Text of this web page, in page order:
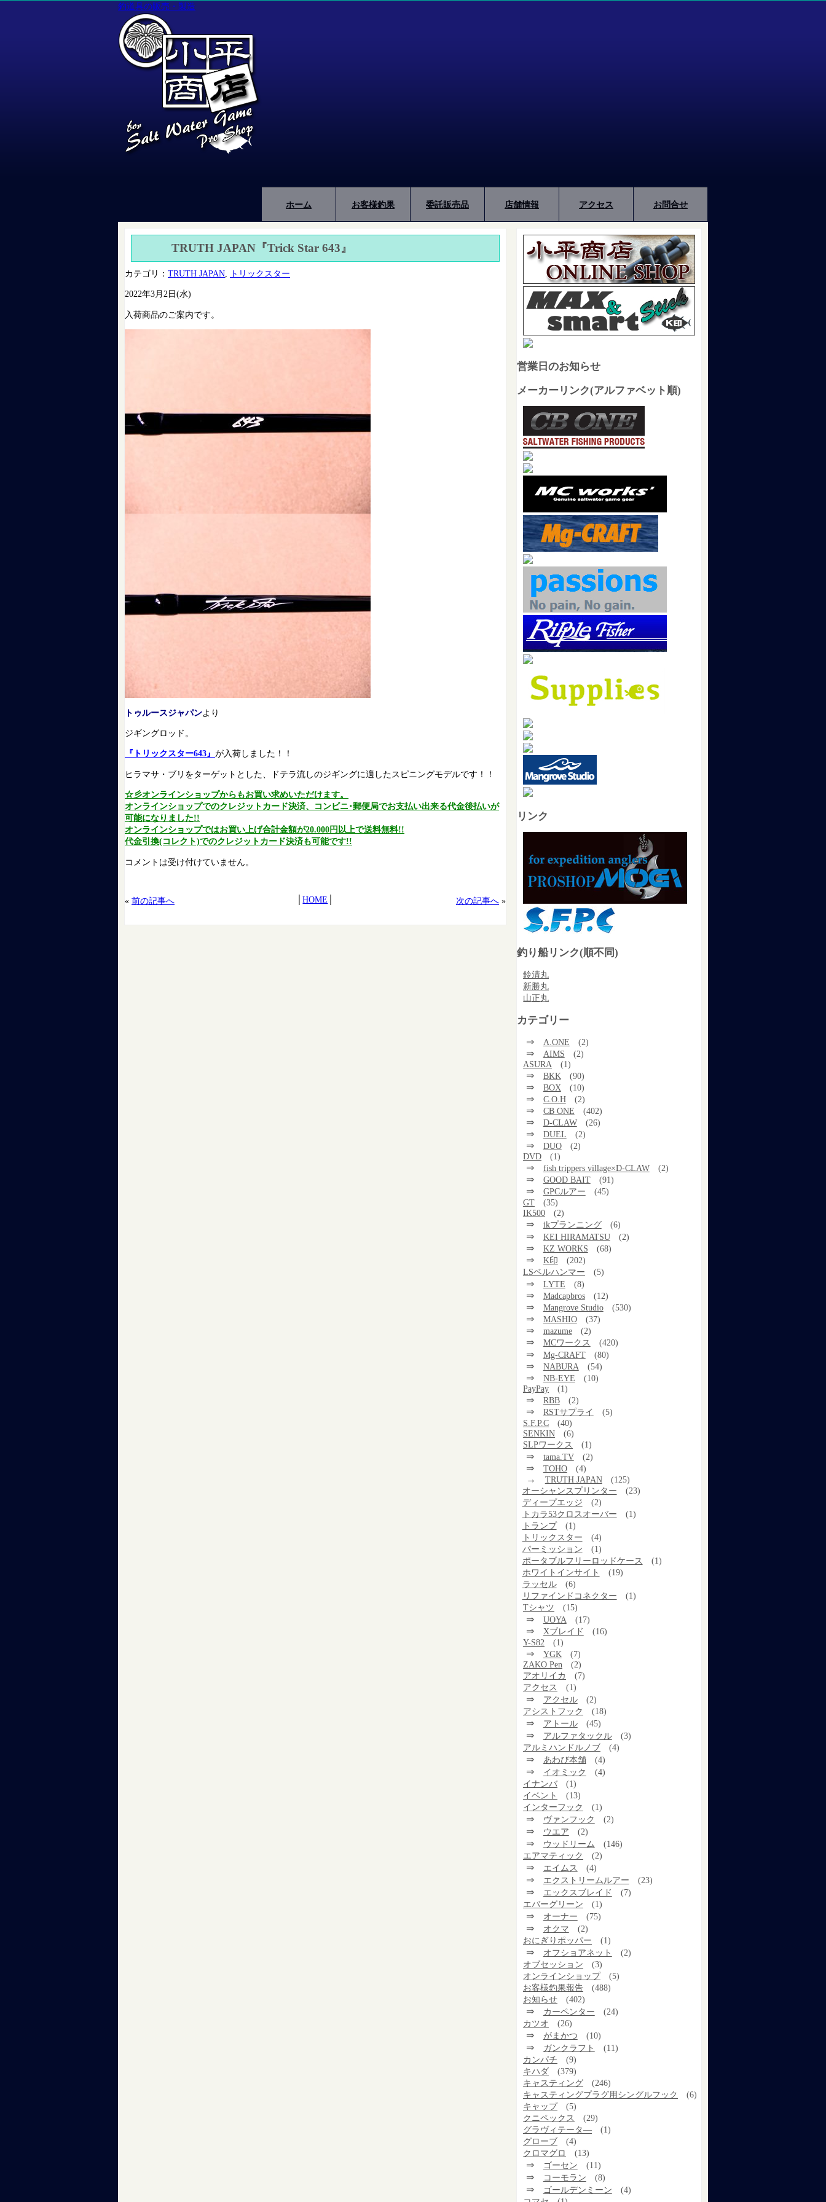
釣道具の販売・製造
ホーム お客様釣果 委託販売品 店舗情報 アクセス お問合せ
TRUTH JAPAN『Trick Star 643』
カテゴリ： TRUTH JAPAN トリックスター
2022年3月2日(水)
入荷商品のご案内です。
トゥルースジャパンより
ジギングロッド。
『トリックスター643』 が入荷しました！！
ヒラマサ・ブリをターゲットとした、ドテラ流しのジギングに適したスピニングモデルです！！
☆彡オンラインショップからもお買い求めいただけます。
オンラインショップでのクレジットカード決済、コンビニ･郵便局でお支払い出来る代金後払いが
可能になりました!!
オンラインショップではお買い上げ合計金額が20.000円以上で送料無料!!
代金引換(コレクト)でのクレジットカード決済も可能です!!
コメントは受け付けていません。
« 前の記事へ │HOME 次の記事へ »
営業日のお知らせ
メーカーリンク(アルファベット順)
リンク
釣り船リンク(順不同)
鈴清丸
新勝丸
山正丸
カテゴリー
⇒ A.ONE (2)
⇒ AIMS
(2)
ASURA
(1)
⇒ BKK (90)
⇒ BOX (10)
⇒ C.O.H (2)
⇒ CB ONE (402)
⇒ D-CLAW (26)
⇒ DUEL (2)
⇒ DUO
(2)
DVD
(1)
⇒ fish trippers village×D-CLAW (2)
⇒ GOOD BAIT (91)
⇒ GPCルアー
(45)
GT
(35)
IK500
(2)
⇒ ikプランニング (6)
⇒ KEI HIRAMATSU (2)
⇒ KZ WORKS (68)
⇒ K印
(202)
LSベルハンマー
(5)
⇒ LYTE (8)
⇒ Madcapbros (12)
⇒ Mangrove Studio (530)
⇒ MASHIO (37)
⇒ mazume (2)
⇒ MCワークス (420)
⇒ Mg-CRAFT (80)
⇒ NABURA (54)
⇒ NB-EYE
(10)
PayPay
(1)
⇒ RBB (2)
⇒ RSTサプライ
(5)
S.F.P.C
(40)
SENKIN
(6)
SLPワークス
(1)
⇒ tama.TV (2)
⇒ TOHO (4)
→ TRUTH JAPAN
(125)
オーシャンスプリンター
(23)
ディープエッジ
(2)
トカラ53クロスオーバー
(1)
トランプ
(1)
トリックスター
(4)
パーミッション
(1)
ポータブルフリーロッドケース
(1)
ホワイトインサイト
(19)
ラッセル
(6)
リファインドコネクター
(1)
Tシャツ
(15)
⇒ UOYA (17)
⇒ Xブレイド
(16)
Y-S82
(1)
⇒ YGK
(7)
ZAKO Pen
(2)
アオリイカ
(7)
アクセス
(1)
⇒ アクセル
(2)
アシストフック
(18)
⇒ アトール (45)
⇒ アルファタックル
(3)
アルミハンドルノブ
(4)
⇒ あわび本舗 (4)
⇒ イオミック
(4)
イナンバ
(1)
イベント
(13)
インターフック
(1)
⇒ ヴァンフック (2)
⇒ ウエア (2)
⇒ ウッドリーム
(146)
エアマティック
(2)
⇒ エイムス (4)
⇒ エクストリームルアー (23)
⇒ エックスブレイド
(7)
エバーグリーン
(1)
⇒ オーナー (75)
⇒ オクマ
(2)
おにぎりポッパー
(1)
⇒ オフショアネット
(2)
オブセッション
(3)
オンラインショップ
(5)
お客様釣果報告
(488)
お知らせ
(402)
⇒ カーペンター
(24)
カツオ
(26)
⇒ がまかつ (10)
⇒ ガンクラフト
(11)
カンパチ
(9)
キハダ
(379)
キャスティング
(246)
キャスティングプラグ用シングルフック
(6)
キャップ
(5)
クニペックス
(29)
グラヴィテータ―
(1)
グローブ
(4)
クロマグロ
(13)
⇒ ゴーセン (11)
⇒ コーモラン (8)
⇒ ゴールデンミーン
(4)